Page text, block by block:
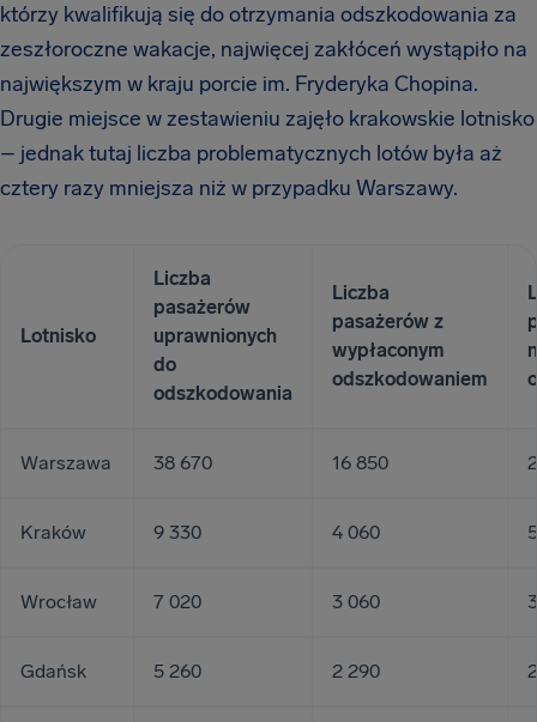
którzy kwalifikują się do otrzymania odszkodowania za
zeszłoroczne wakacje, najwięcej zakłóceń wystąpiło na
największym w kraju porcie im. Fryderyka Chopina.
Drugie miejsce w zestawieniu zajęło krakowskie lotnisko
– jednak tutaj liczba problematycznych lotów była aż
cztery razy mniejsza niż w przypadku Warszawy.
Lotnisko
Liczba
pasażerów
uprawnionych
do
odszkodowania
Liczba
pasażerów z
wypłaconym
odszkodowaniem
Warszawa 38 670 16 850
Kraków 9 330 4 060
Wrocław 7 020 3 060
Gdańsk 5 260 2 290